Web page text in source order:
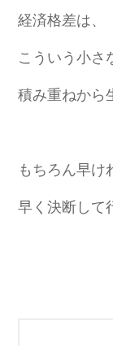
経済格差は、
こういう小さ
積み重ねから
もちろん早け
早く決断して